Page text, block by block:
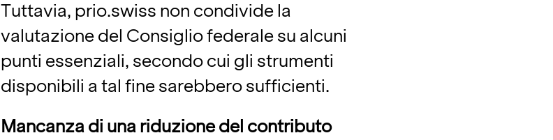
Tuttavia, prio.swiss non condivide la
valutazione del Consiglio federale su alcuni
punti essenziali, secondo cui gli strumenti
disponibili a tal fine sarebbero sufficienti.
Mancanza di una riduzione del contributo